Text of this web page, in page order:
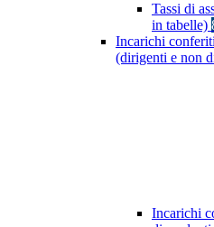
Tassi di
in tabelle)
Incarichi
(dirigenti e non
Incarichi